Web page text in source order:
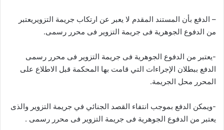
– الدفع بأن المستند المقدم لا يعبر عن ارتكاب جريمة التزويريعتبر
من الدفوع الجوهرية فى جريمة التزوير فى محرر رسمى.
-يعتبر من الدفوع الجوهرية فى جريمة التزوير فى محرر رسمى
الدفع ببطلان الإجراءات التي قامت بها المحكمة قبل الاطلاع على
المحرر محل الجريمة.
-ويمكن الدفع بموجب انتفاء القصد الجنائي في جريمة التزوير والذى
يعتبر من الدفوع الجوهرية فى جريمة التزوير فى محرر رسمى .